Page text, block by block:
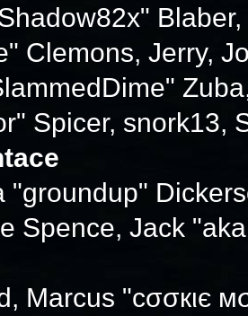
Clemons, Jerry,
Spicer, snork13,
"groundup"
Spence, Jack
Marcus "cσσкιє